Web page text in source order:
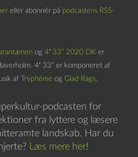
eller abonnér på podcastens RSS-
og 4′ 33” 2020 DK er
4′ 33” er komponeret af
af Tryphéme og Glad Rags.
podcasten for
fra lyttere og læsere
landskab. Har du
Læs mere her!